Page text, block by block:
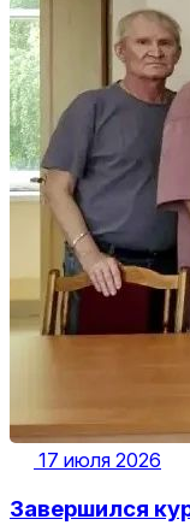
17 июля 2026
Завершился